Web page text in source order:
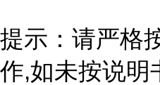
提示：请严格
作,如未按说明